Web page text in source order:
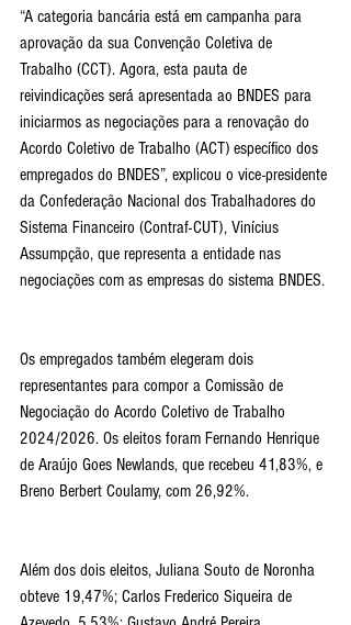
“A categoria bancária está em campanha para
aprovação da sua Convenção Coletiva de
Trabalho (CCT). Agora, esta pauta de
reivindicações será apresentada ao BNDES para
iniciarmos as negociações para a renovação do
Acordo Coletivo de Trabalho (ACT) específico dos
empregados do BNDES”, explicou o vice-presidente
da Confederação Nacional dos Trabalhadores do
Sistema Financeiro (Contraf-CUT), Vinícius
Assumpção, que representa a entidade nas
negociações com as empresas do sistema BNDES.
Os empregados também elegeram dois
representantes para compor a Comissão de
Negociação do Acordo Coletivo de Trabalho
2024/2026. Os eleitos foram Fernando Henrique
de Araújo Goes Newlands, que recebeu 41,83%, e
Breno Berbert Coulamy, com 26,92%.
Além dos dois eleitos, Juliana Souto de Noronha
obteve 19,47%; Carlos Frederico Siqueira de